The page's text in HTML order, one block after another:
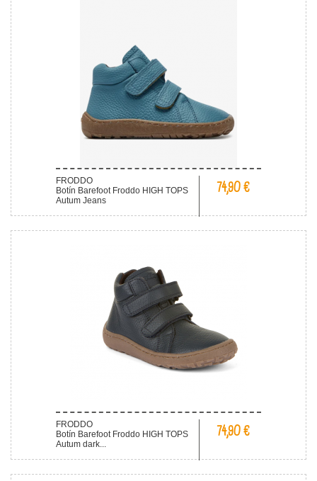
FRODDO
Botín Barefoot Froddo HIGH TOPS
Autum Jeans
74,90 €
FRODDO
Botín Barefoot Froddo HIGH TOPS
Autum dark...
74,90 €